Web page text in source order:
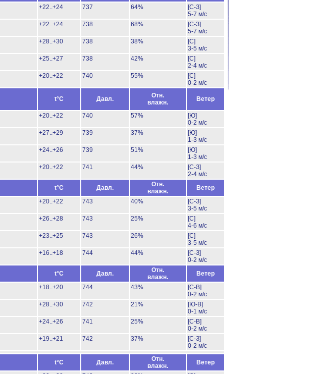
+22..+24 737 64%
[С-З]
5-7 м/с
+22..+24 738 68%
[С-З]
5-7 м/с
+28..+30 738 38%
[С]
3-5 м/с
+25..+27 738 42%
[С]
2-4 м/с
+20..+22 740 55%
[С]
0-2 м/с
t°C Давл.
Отн.
влажн.
Ветер
+20..+22 740 57%
[Ю]
0-2 м/с
+27..+29 739 37%
[Ю]
1-3 м/с
+24..+26 739 51%
[Ю]
1-3 м/с
+20..+22 741 44%
[С-З]
2-4 м/с
t°C Давл.
Отн.
влажн.
Ветер
+20..+22 743 40%
[С-З]
3-5 м/с
+26..+28 743 25%
[С]
4-6 м/с
+23..+25 743 26%
[С]
3-5 м/с
+16..+18 744 44%
[С-З]
0-2 м/с
t°C Давл.
Отн.
влажн.
Ветер
+18..+20 744 43%
[С-В]
0-2 м/с
+28..+30 742 21%
[Ю-В]
0-1 м/с
+24..+26 741 25%
[С-В]
0-2 м/с
+19..+21 742 37%
[С-З]
0-2 м/с
t°C Давл.
Отн.
влажн.
Ветер